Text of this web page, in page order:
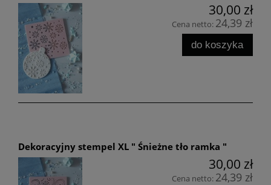
30,00 zł
Cena netto: 24,39 zł
do koszyka
Dekoracyjny stempel XL " Śnieżne tło ramka "
30,00 zł
Cena netto: 24,39 zł